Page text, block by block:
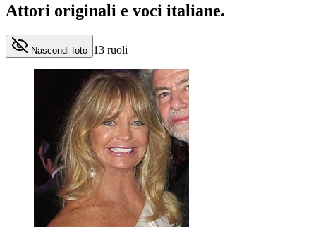
Attori originali e voci italiane.
Nascondi foto 13 ruoli